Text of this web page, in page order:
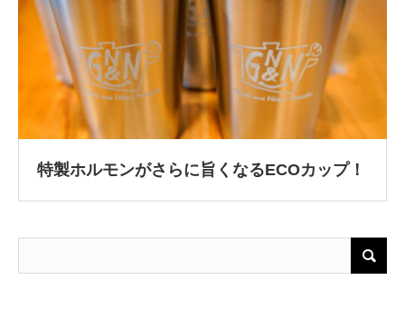
特製ホルモンがさらに旨くなるECOカップ！